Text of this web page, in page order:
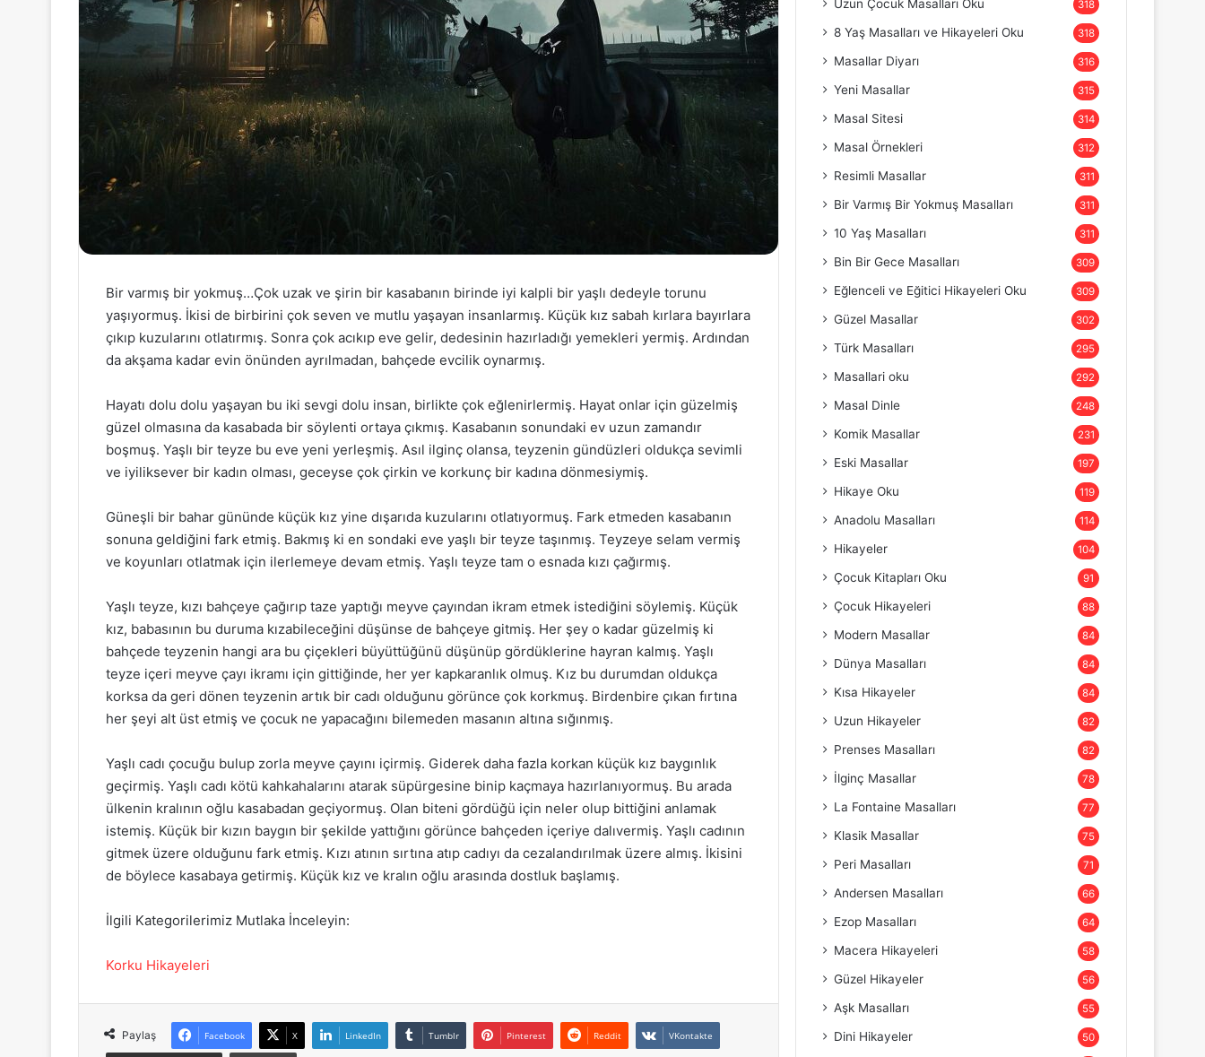
Bir varmış bir yokmuş…Çok uzak ve şirin bir kasabanın birinde iyi kalpli bir yaşlı dedeyle torunu
yaşıyormuş. İkisi de birbirini çok seven ve mutlu yaşayan insanlarmış. Küçük kız sabah kırlara bayırlara
çıkıp kuzularını otlatırmış. Sonra çok acıkıp eve gelir, dedesinin hazırladığı yemekleri yermiş. Ardından
da akşama kadar evin önünden ayrılmadan, bahçede evcilik oynarmış.
Hayatı dolu dolu yaşayan bu iki sevgi dolu insan, birlikte çok eğlenirlermiş. Hayat onlar için güzelmiş
güzel olmasına da kasabada bir söylenti ortaya çıkmış. Kasabanın sonundaki ev uzun zamandır
boşmuş. Yaşlı bir teyze bu eve yeni yerleşmiş. Asıl ilginç olansa, teyzenin gündüzleri oldukça sevimli
ve iyiliksever bir kadın olması, geceyse çok çirkin ve korkunç bir kadına dönmesiymiş.
Güneşli bir bahar gününde küçük kız yine dışarıda kuzularını otlatıyormuş. Fark etmeden kasabanın
sonuna geldiğini fark etmiş. Bakmış ki en sondaki eve yaşlı bir teyze taşınmış. Teyzeye selam vermiş
ve koyunları otlatmak için ilerlemeye devam etmiş. Yaşlı teyze tam o esnada kızı çağırmış.
Yaşlı teyze, kızı bahçeye çağırıp taze yaptığı meyve çayından ikram etmek istediğini söylemiş. Küçük
kız, babasının bu duruma kızabileceğini düşünse de bahçeye gitmiş. Her şey o kadar güzelmiş ki
bahçede teyzenin hangi ara bu çiçekleri büyüttüğünü düşünüp gördüklerine hayran kalmış. Yaşlı
teyze içeri meyve çayı ikramı için gittiğinde, her yer kapkaranlık olmuş. Kız bu durumdan oldukça
korksa da geri dönen teyzenin artık bir cadı olduğunu görünce çok korkmuş. Birdenbire çıkan fırtına
her şeyi alt üst etmiş ve çocuk ne yapacağını bilemeden masanın altına sığınmış.
Yaşlı cadı çocuğu bulup zorla meyve çayını içirmiş. Giderek daha fazla korkan küçük kız baygınlık
geçirmiş. Yaşlı cadı kötü kahkahalarını atarak süpürgesine binip kaçmaya hazırlanıyormuş. Bu arada
ülkenin kralının oğlu kasabadan geçiyormuş. Olan biteni gördüğü için neler olup bittiğini anlamak
istemiş. Küçük bir kızın baygın bir şekilde yattığını görünce bahçeden içeriye dalıvermiş. Yaşlı cadının
gitmek üzere olduğunu fark etmiş. Kızı atının sırtına atıp cadıyı da cezalandırılmak üzere almış. İkisini
de böylece kasabaya getirmiş. Küçük kız ve kralın oğlu arasında dostluk başlamış.
İlgili Kategorilerimiz Mutlaka İnceleyin:
Korku Hikayeleri
Paylaş Facebook X LinkedIn Tumblr Pinterest Reddit VKontakte
Uzun Çocuk Masalları Oku 318
8 Yaş Masalları ve Hikayeleri Oku 318
Masallar Diyarı 316
Yeni Masallar 315
Masal Sitesi 314
Masal Örnekleri 312
Resimli Masallar 311
Bir Varmış Bir Yokmuş Masalları 311
10 Yaş Masalları 311
Bin Bir Gece Masalları 309
Eğlenceli ve Eğitici Hikayeleri Oku 309
Güzel Masallar 302
Türk Masalları 295
Masallari oku 292
Masal Dinle 248
Komik Masallar 231
Eski Masallar 197
Hikaye Oku 119
Anadolu Masalları 114
Hikayeler 104
Çocuk Kitapları Oku 91
Çocuk Hikayeleri 88
Modern Masallar 84
Dünya Masalları 84
Kısa Hikayeler 84
Uzun Hikayeler 82
Prenses Masalları 82
İlginç Masallar 78
La Fontaine Masalları 77
Klasik Masallar 75
Peri Masalları 71
Andersen Masalları 66
Ezop Masalları 64
Macera Hikayeleri 58
Güzel Hikayeler 56
Aşk Masalları 55
Dini Hikayeler 50